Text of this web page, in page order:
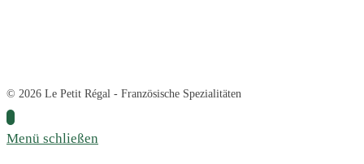
© 2026 Le Petit Régal - Französische Spezialitäten
Menü schließen